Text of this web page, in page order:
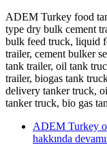
ADEM Turkey food
type dry bulk cement
bulk feed truck, liquid
trailer, cement bulker
tank trailer, oil tank
trailer, biogas tank
delivery tanker truck,
tanker truck, bio gas
ADEM Turkey
hakkında